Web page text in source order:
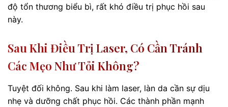
độ tổn thương biểu bì, rất khó điều trị phục hồi sau
này.
Sau Khi Điều Trị Laser, Có Cần Tránh
Các Mẹo Như Tỏi Không?
Tuyệt đối không. Sau khi làm laser, làn da cần sự dịu
nhẹ và dưỡng chất phục hồi. Các thành phần mạnh